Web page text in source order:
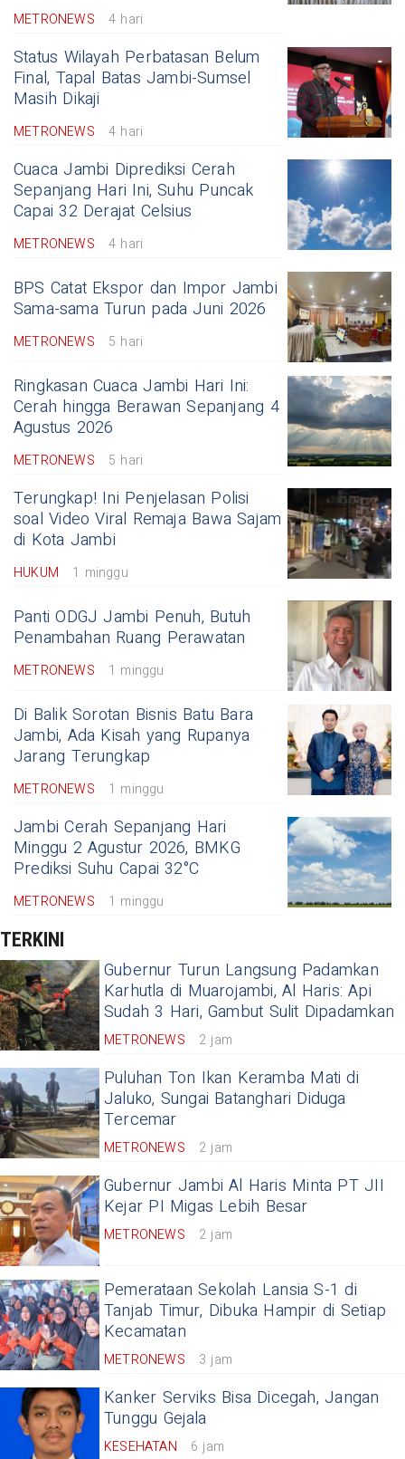
METRONEWS 4 hari
Status Wilayah Perbatasan Belum
Final, Tapal Batas Jambi-Sumsel
Masih Dikaji
METRONEWS 4 hari
Cuaca Jambi Diprediksi Cerah
Sepanjang Hari Ini, Suhu Puncak
Capai 32 Derajat Celsius
METRONEWS 4 hari
BPS Catat Ekspor dan Impor Jambi
Sama-sama Turun pada Juni 2026
METRONEWS 5 hari
Ringkasan Cuaca Jambi Hari Ini:
Cerah hingga Berawan Sepanjang 4
Agustus 2026
METRONEWS 5 hari
Terungkap! Ini Penjelasan Polisi
soal Video Viral Remaja Bawa Sajam
di Kota Jambi
HUKUM 1 minggu
Panti ODGJ Jambi Penuh, Butuh
Penambahan Ruang Perawatan
METRONEWS 1 minggu
Di Balik Sorotan Bisnis Batu Bara
Jambi, Ada Kisah yang Rupanya
Jarang Terungkap
METRONEWS 1 minggu
Jambi Cerah Sepanjang Hari
Minggu 2 Agustur 2026, BMKG
Prediksi Suhu Capai 32°C
METRONEWS 1 minggu
TERKINI
Gubernur Turun Langsung Padamkan
Karhutla di Muarojambi, Al Haris: Api
Sudah 3 Hari, Gambut Sulit Dipadamkan
METRONEWS 2 jam
Puluhan Ton Ikan Keramba Mati di
Jaluko, Sungai Batanghari Diduga
Tercemar
METRONEWS 2 jam
Gubernur Jambi Al Haris Minta PT JII
Kejar PI Migas Lebih Besar
METRONEWS 2 jam
Pemerataan Sekolah Lansia S-1 di
Tanjab Timur, Dibuka Hampir di Setiap
Kecamatan
METRONEWS 3 jam
Kanker Serviks Bisa Dicegah, Jangan
Tunggu Gejala
KESEHATAN 6 jam